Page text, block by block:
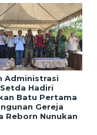
Administrasi
Hadiri
Batu Pertama
Gereja
Reborn Nunukan